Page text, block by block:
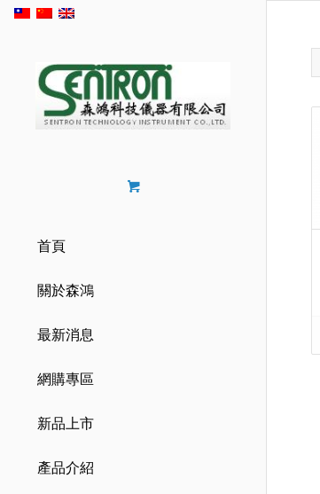
首頁
關於森鴻
最新消息
網購專區
新品上市
產品介紹